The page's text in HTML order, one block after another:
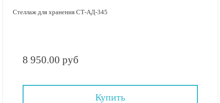
Стеллаж для хранения СТ-АД-345
8 950.00 руб
Купить